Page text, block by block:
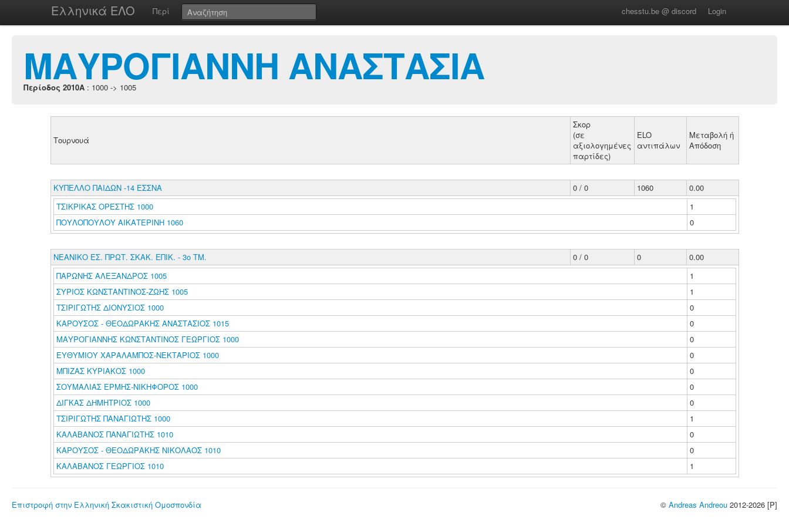
Ελληνικά ΕΛΟ Περί chesstu.be @ discord Login
ΜΑΥΡΟΓΙΑΝΝΗ ΑΝΑΣΤΑΣΙΑ
Περίοδος 2010A : 1000 -> 1005
Τουρνουά
Σκορ
(σε
αξιολογημένες
παρτίδες)
ELO
αντιπάλων
Μεταβολή ή
Απόδοση
ΚΥΠΕΛΛΟ ΠΑΙΔΩΝ -14 ΕΣΣΝΑ 0 / 0 1060
0.00
ΤΣΙΚΡΙΚΑΣ ΟΡΕΣΤΗΣ 1000
1
ΠΟΥΛΟΠΟΥΛΟΥ ΑΙΚΑΤΕΡΙΝΗ 1060
0
ΝΕΑΝΙΚΟ ΕΣ. ΠΡΩΤ. ΣΚΑΚ. ΕΠΙΚ. - 3ο ΤΜ. 0 / 0 0
0.00
ΠΑΡΩΝΗΣ ΑΛΕΞΑΝΔΡΟΣ 1005
1
ΣΥΡΙΟΣ ΚΩΝΣΤΑΝΤΙΝΟΣ-ΖΩΗΣ 1005
1
ΤΣΙΡΙΓΩΤΗΣ ΔΙΟΝΥΣΙΟΣ 1000
0
ΚΑΡΟΥΣΟΣ - ΘΕΟΔΩΡΑΚΗΣ ΑΝΑΣΤΑΣΙΟΣ 1015
0
ΜΑΥΡΟΓΙΑΝΝΗΣ ΚΩΝΣΤΑΝΤΙΝΟΣ ΓΕΩΡΓΙΟΣ 1000
0
ΕΥΘΥΜΙΟΥ ΧΑΡΑΛΑΜΠΟΣ-ΝΕΚΤΑΡΙΟΣ 1000
0
ΜΠΙΖΑΣ ΚΥΡΙΑΚΟΣ 1000
0
ΣΟΥΜΑΛΙΑΣ ΕΡΜΗΣ-ΝΙΚΗΦΟΡΟΣ 1000
0
ΔΙΓΚΑΣ ΔΗΜΗΤΡΙΟΣ 1000
0
ΤΣΙΡΙΓΩΤΗΣ ΠΑΝΑΓΙΩΤΗΣ 1000
1
ΚΑΛΑΒΑΝΟΣ ΠΑΝΑΓΙΩΤΗΣ 1010
0
ΚΑΡΟΥΣΟΣ - ΘΕΟΔΩΡΑΚΗΣ ΝΙΚΟΛΑΟΣ 1010
0
ΚΑΛΑΒΑΝΟΣ ΓΕΩΡΓΙΟΣ 1010
1
Επιστροφή στην Ελληνική Σκακιστική Ομοσπονδία © Andreas Andreou 2012-2026 [P]